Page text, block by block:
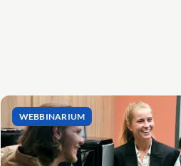
WEBBINARIUM